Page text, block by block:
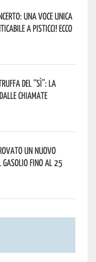
una voce unica
a Pisticci! Ecco
del “Sì”: la
chiamate
un nuovo
gasolio fino al 25